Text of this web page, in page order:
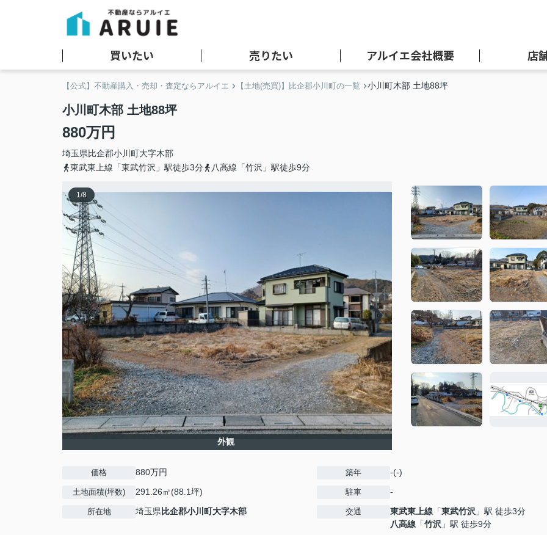
買いたい 売りたい アルイエ会社概要 店
【公式】不動産購入・売却・査定ならアルイエ 【土地(売買)】比企郡小川町の一覧 小川町木部 土地88坪
小川町木部 土地88坪
880万円
埼玉県比企郡小川町大字木部
東武東上線「東武竹沢」駅徒歩3分
八高線「竹沢」駅徒歩9分
1 /8
外観
価格 880万円
土地面積(坪数) 291.26㎡(88.1坪)
所在地 埼玉県 比企郡小川町大字木部
築年 -(-)
駐車 -
交通 東武東上線 「東武竹沢 」駅 徒歩3分
八高線 「竹沢 」駅 徒歩9分